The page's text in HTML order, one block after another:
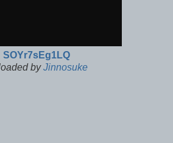
SOYr7sEg1LQ
byJinnosuke